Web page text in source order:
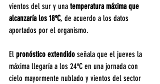
vientos del sur y una temperatura máxima que
alcanzaría los 18ºC, de acuerdo a los datos
aportados por el organismo.
El pronóstico extendido señala que el jueves la
máxima llegaría a los 24ºC en una jornada con
cielo mayormente nublado y vientos del sector